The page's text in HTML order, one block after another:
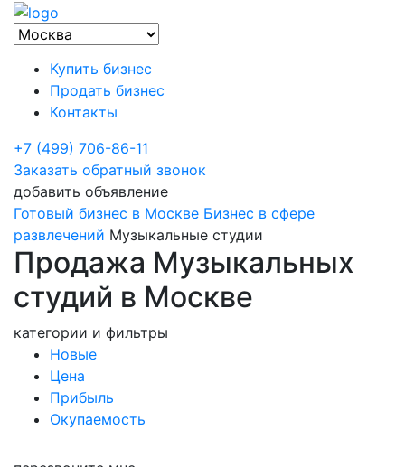
Купить бизнес
Продать бизнес
Контакты
+7 (499) 706-86-11
Заказать обратный звонок
добавить объявление
Готовый бизнес в Москве Бизнес в сфере
развлечений Музыкальные студии
Продажа Музыкальных
студий в Москве
категории и фильтры
Новые
Цена
Прибыль
Окупаемость